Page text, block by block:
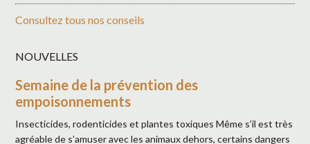
Consultez tous nos conseils
NOUVELLES
Semaine de la prévention des
empoisonnements
Insecticides, rodenticides et plantes toxiques Même s’il est très
agréable de s’amuser avec les animaux dehors, certains dangers